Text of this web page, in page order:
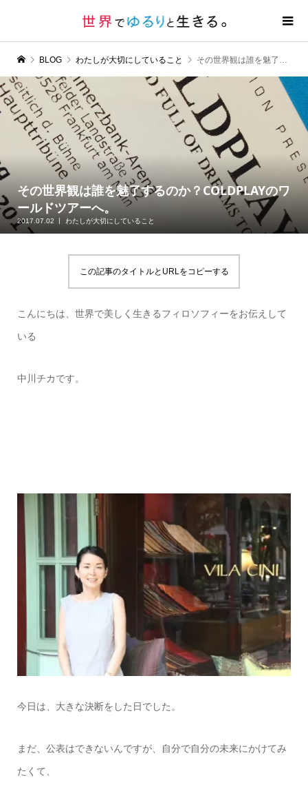
BLOG わたしが大切にしていること その世界観は誰を魅了するのか？COLDPLAYのワールドツアーへ。
その世界観は誰を魅了するのか？COLDPLAYのワ
ールドツアーへ。
2017.07.02 わたしが大切にしていること
この記事のタイトルとURLをコピーする
こんにちは、世界で美しく生きるフィロソフィーをお伝えして
いる
中川チカです。
今日は、大きな決断をした日でした。
まだ、公表はできないんですが、自分で自分の未来にかけてみ
たくて、